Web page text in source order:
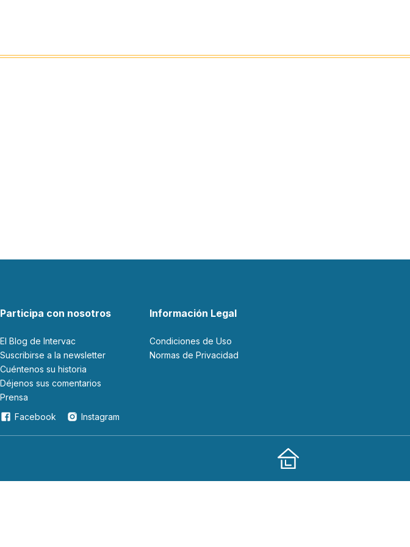
Participa con nosotros
El Blog de Intervac
Suscribirse a la newsletter
Cuéntenos su historia
Déjenos sus comentarios
Prensa
Facebook
Instagram
Información Legal
Condiciones de Uso
Normas de Privacidad